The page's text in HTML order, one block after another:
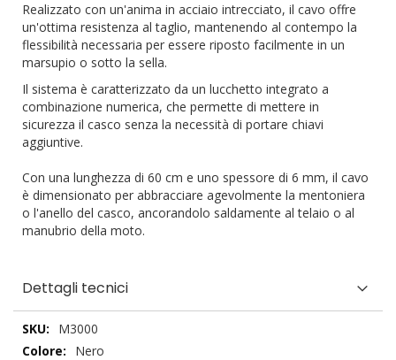
Realizzato con un'anima in acciaio intrecciato, il cavo offre
un'ottima resistenza al taglio, mantenendo al contempo la
flessibilità necessaria per essere riposto facilmente in un
marsupio o sotto la sella.
Il sistema è caratterizzato da un lucchetto integrato a
combinazione numerica, che permette di mettere in
sicurezza il casco senza la necessità di portare chiavi
aggiuntive.
Con una lunghezza di 60 cm e uno spessore di 6 mm, il cavo
è dimensionato per abbracciare agevolmente la mentoniera
o l'anello del casco, ancorandolo saldamente al telaio o al
manubrio della moto.
Dettagli tecnici
Dettagli
tecnici
M3000
Nero